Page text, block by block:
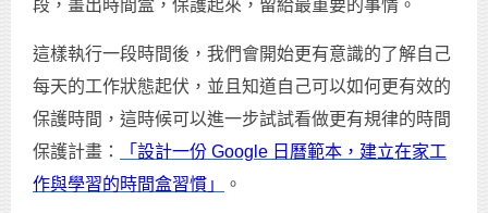
段，畫出時間盒，保護起來，留給最重要的事情。
這樣執行一段時間後，我們會開始更有意識的了解自己
每天的工作狀態起伏，並且知道自己可以如何更有效的
保護時間，這時候可以進一步試試看做更有規律的時間
保護計畫：
「設計一份 Google 日曆範本，建立在家工
作與學習的時間盒習慣」
。